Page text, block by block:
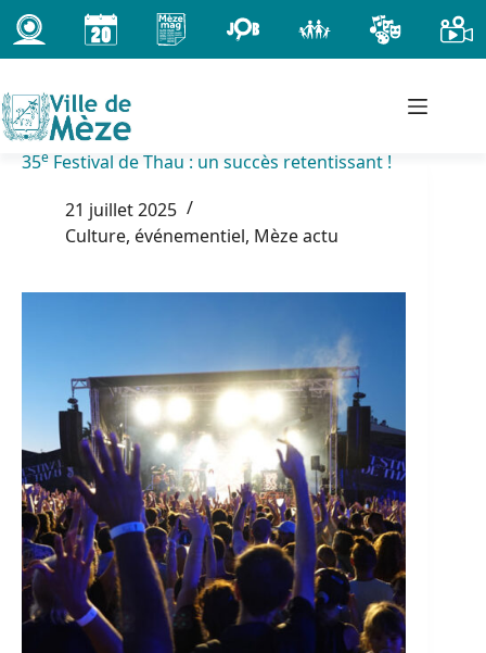
Passer
au
contenu
35e Festival de Thau : un succès retentissant !
21 juillet 2025
Culture, événementiel, Mèze actu